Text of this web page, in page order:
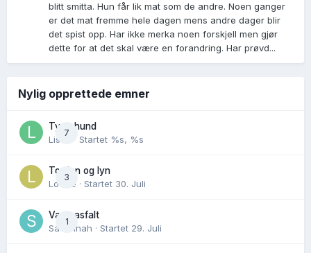
blitt smitta. Hun får lik mat som de andre. Noen ganger
er det mat fremme hele dagen mens andre dager blir
det spist opp. Har ikke merka noen forskjell men gjør
dette for at det skal være en forandring. Har prøvd...
Nylig opprettede emner
7
Tynn hund
Lisen
· Startet %s, %s
3
Torden og lyn
Lovise · Startet 30. Juli
1
Varm asfalt
Savannah · Startet 29. Juli